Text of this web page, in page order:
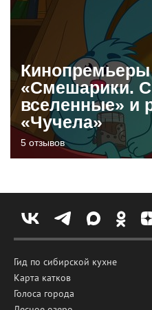
Кинопремьеры
«Смешарики.
вселенные» и
«Чучела»
5 отзывов
Гид по сибирской кухне
Карта катков
Голоса города